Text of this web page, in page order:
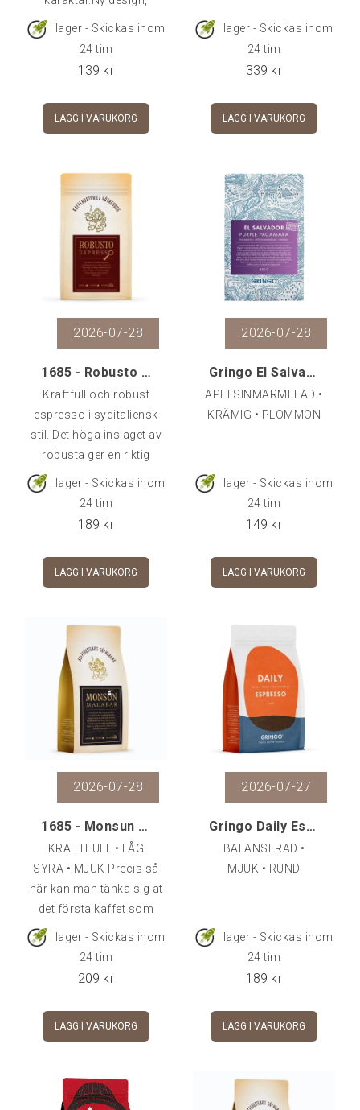
samma goda innehåll!
I lager - Skickas inom
24 tim
139 kr
LÄGG I VARUKORG
I lager - Skickas inom
24 tim
339 kr
LÄGG I VARUKORG
2026-07-28
1685 - Robusto Espresso, 500 g
Kraftfull och robust
espresso i syditaliensk
stil. Det höga inslaget av
robusta ger en riktig
smakbomb med toner av
I lager - Skickas inom
24 tim
189 kr
LÄGG I VARUKORG
2026-07-28
Gringo El Salvador Purple Pacamara, 250 g
APELSINMARMELAD •
KRÄMIG • PLOMMON
I lager - Skickas inom
24 tim
149 kr
LÄGG I VARUKORG
2026-07-28
1685 - Monsun Malabar, 500 g
KRAFTFULL • LÅG
SYRA • MJUK Precis så
här kan man tänka sig at
det första kaffet som
skeppades från Indien i
exponerade för
monsunvindar på
karaktär, helt utan syra.
I lager - Skickas inom
24 tim
209 kr
LÄGG I VARUKORG
2026-07-27
Gringo Daily Espresso, 500 g
BALANSERAD •
MJUK • RUND
I lager - Skickas inom
24 tim
189 kr
LÄGG I VARUKORG